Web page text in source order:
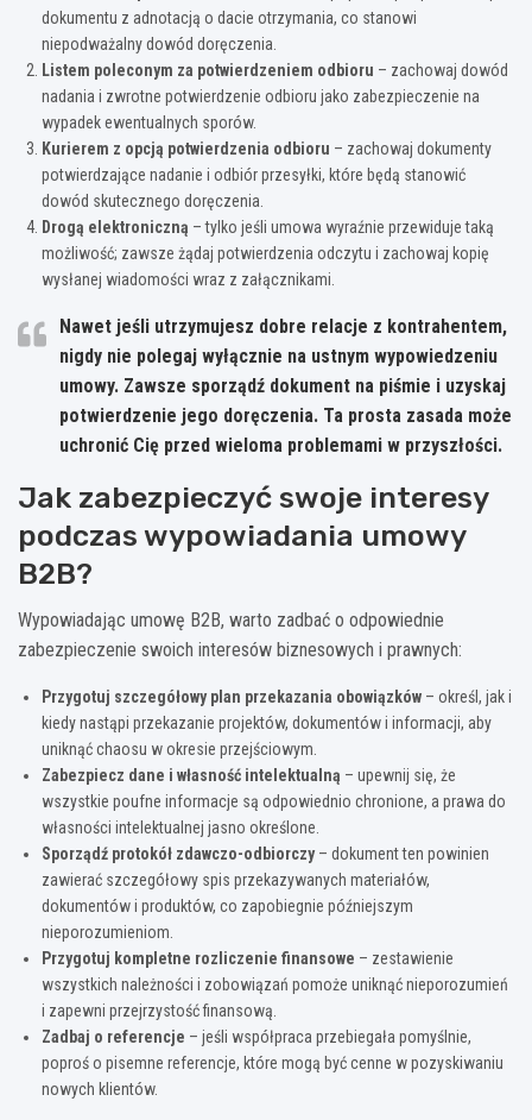
dokumentu z adnotacją o dacie otrzymania, co stanowi
niepodważalny dowód doręczenia.
Listem poleconym za potwierdzeniem odbioru – zachowaj dowód
nadania i zwrotne potwierdzenie odbioru jako zabezpieczenie na
wypadek ewentualnych sporów.
Kurierem z opcją potwierdzenia odbioru – zachowaj dokumenty
potwierdzające nadanie i odbiór przesyłki, które będą stanowić
dowód skutecznego doręczenia.
Drogą elektroniczną – tylko jeśli umowa wyraźnie przewiduje taką
możliwość; zawsze żądaj potwierdzenia odczytu i zachowaj kopię
wysłanej wiadomości wraz z załącznikami.
Nawet jeśli utrzymujesz dobre relacje z kontrahentem,
nigdy nie polegaj wyłącznie na ustnym wypowiedzeniu
umowy. Zawsze sporządź dokument na piśmie i uzyskaj
potwierdzenie jego doręczenia. Ta prosta zasada może
uchronić Cię przed wieloma problemami w przyszłości.
Jak zabezpieczyć swoje interesy
podczas wypowiadania umowy
B2B?
Wypowiadając umowę B2B, warto zadbać o odpowiednie
zabezpieczenie swoich interesów biznesowych i prawnych:
Przygotuj szczegółowy plan przekazania obowiązków – określ, jak i
kiedy nastąpi przekazanie projektów, dokumentów i informacji, aby
uniknąć chaosu w okresie przejściowym.
Zabezpiecz dane i własność intelektualną – upewnij się, że
wszystkie poufne informacje są odpowiednio chronione, a prawa do
własności intelektualnej jasno określone.
Sporządź protokół zdawczo-odbiorczy– dokument ten powinien
zawierać szczegółowy spis przekazywanych materiałów,
dokumentów i produktów, co zapobiegnie późniejszym
nieporozumieniom.
Przygotuj kompletne rozliczenie finansowe – zestawienie
wszystkich należności i zobowiązań pomoże uniknąć nieporozumień
i zapewni przejrzystość finansową.
Zadbaj o referencje – jeśli współpraca przebiegała pomyślnie,
poproś o pisemne referencje, które mogą być cenne w pozyskiwaniu
nowych klientów.